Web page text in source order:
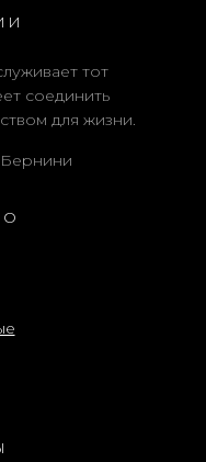
тот
соединить
для жизни.